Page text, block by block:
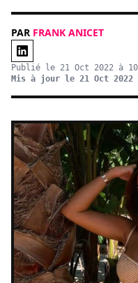
PAR FRANK ANICET
Publié le 21 Oct 2022 à
Mis à jour le 21 Oct 2022